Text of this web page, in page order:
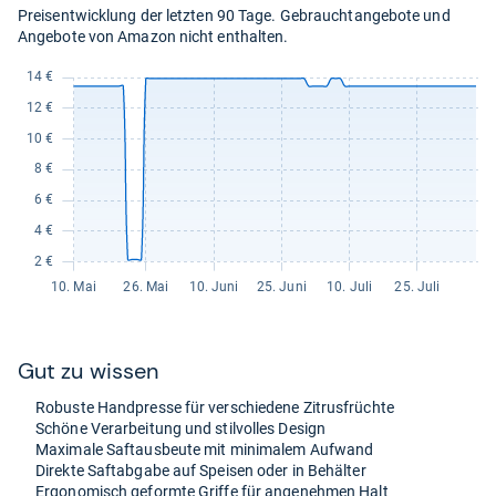
Preisentwicklung der letzten 90 Tage. Gebrauchtangebote und
Angebote von Amazon nicht enthalten.
Gut zu wis­sen
Robuste Hand­presse für ver­schie­dene Zitrus­früchte
Schöne Ver­ar­bei­tung und stil­vol­les Design
Maxi­male Saft­aus­beute mit mini­ma­lem Auf­wand
Direkte Saft­ab­gabe auf Spei­sen oder in Behäl­ter
Ergo­no­misch geformte Griffe für ange­neh­men Halt